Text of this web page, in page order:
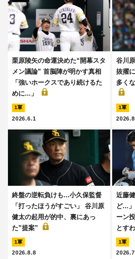
栗原陵矢の命運決めた“開幕スタ
メン議論” 首脳陣が明かす真相
「強いホークスであり続けるた
めに...」
1軍
2026.6.1
谷川
抜擢
多く
1軍
終盤の逆転負けも...小久保監督
「打ったほうがすごい」 谷川原
健太の起用が的中、裏にあっ
た”提案”
1軍
2026.8.8
近藤
ど...
ーン
とす
1軍